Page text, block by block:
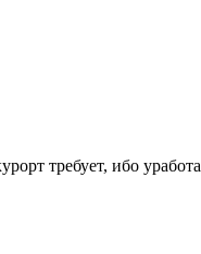
требует, ибо